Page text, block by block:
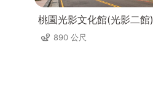
桃園光影文化館(光影二館)
890 公尺